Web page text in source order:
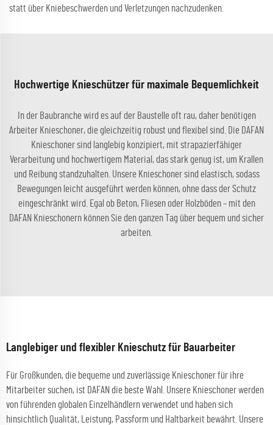
statt über Kniebeschwerden und Verletzungen nachzudenken.
Hochwertige Knieschützer für maximale Bequemlichkeit
In der Baubranche wird es auf der Baustelle oft rau, daher benötigen
Arbeiter Knieschoner, die gleichzeitig robust und flexibel sind. Die DAFAN
Knieschoner sind langlebig konzipiert, mit strapazierfähiger
Verarbeitung und hochwertigem Material, das stark genug ist, um Krallen
und Reibung standzuhalten. Unsere Knieschoner sind elastisch, sodass
Bewegungen leicht ausgeführt werden können, ohne dass der Schutz
eingeschränkt wird. Egal ob Beton, Fliesen oder Holzböden – mit den
DAFAN Knieschonern können Sie den ganzen Tag über bequem und sicher
arbeiten.
Langlebiger und flexibler Knieschutz für Bauarbeiter
Für Großkunden, die bequeme und zuverlässige Knieschoner für ihre
Mitarbeiter suchen, ist DAFAN die beste Wahl. Unsere Knieschoner werden
von führenden globalen Einzelhändlern verwendet und haben sich
hinsichtlich Qualität, Leistung, Passform und Haltbarkeit bewährt. Unsere